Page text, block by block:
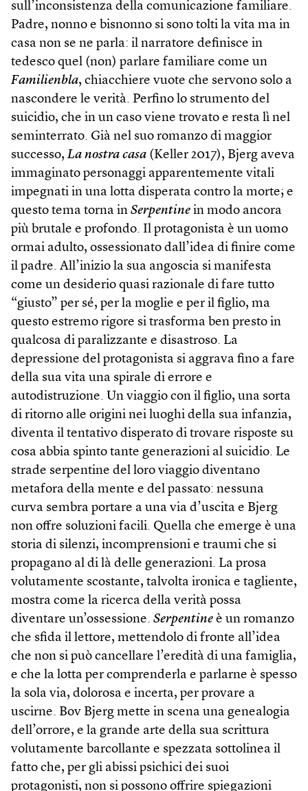
sull’inconsistenza della comunicazione familiare.
Padre, nonno e bisnonno si sono tolti la vita ma in
casa non se ne parla: il narratore definisce in
tedesco quel (non) parlare familiare come un
Familienbla, chiacchiere vuote che servono solo a
nascondere le verità. Perfino lo strumento del
suicidio, che in un caso viene trovato e resta lì nel
seminterrato. Già nel suo romanzo di maggior
successo, La nostra casa (Keller 2017), Bjerg aveva
immaginato personaggi apparentemente vitali
impegnati in una lotta disperata contro la morte; e
questo tema torna in Serpentine in modo ancora
più brutale e profondo. Il protagonista è un uomo
ormai adulto, ossessionato dall’idea di finire come
il padre. All’inizio la sua angoscia si manifesta
come un desiderio quasi razionale di fare tutto
“giusto” per sé, per la moglie e per il figlio, ma
questo estremo rigore si trasforma ben presto in
qualcosa di paralizzante e disastroso. La
depressione del protagonista si aggrava fino a fare
della sua vita una spirale di errore e
autodistruzione. Un viaggio con il figlio, una sorta
di ritorno alle origini nei luoghi della sua infanzia,
diventa il tentativo disperato di trovare risposte su
cosa abbia spinto tante generazioni al suicidio. Le
strade serpentine del loro viaggio diventano
metafora della mente e del passato: nessuna
curva sembra portare a una via d’uscita e Bjerg
non offre soluzioni facili. Quella che emerge è una
storia di silenzi, incomprensioni e traumi che si
propagano al di là delle generazioni. La prosa
volutamente scostante, talvolta ironica e tagliente,
mostra come la ricerca della verità possa
diventare un’ossessione. Serpentine è un romanzo
che sfida il lettore, mettendolo di fronte all’idea
che non si può cancellare l’eredità di una famiglia,
e che la lotta per comprenderla e parlarne è spesso
la sola via, dolorosa e incerta, per provare a
uscirne. Bov Bjerg mette in scena una genealogia
dell’orrore, e la grande arte della sua scrittura
volutamente barcollante e spezzata sottolinea il
fatto che, per gli abissi psichici dei suoi
protagonisti, non si possono offrire spiegazioni